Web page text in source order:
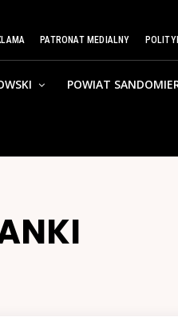
PATRONAT MEDIALNY
POWIAT